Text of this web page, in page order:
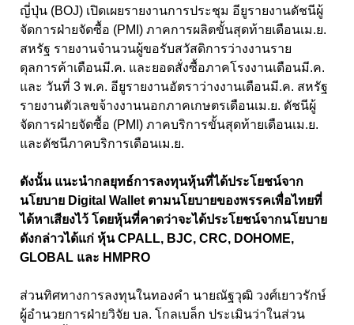
ญี่ปุ่น (BOJ) เปิดเผยรายงานการประชุม อียูรายงานดัชนีผู้
จัดการฝ่ายจัดซื้อ (PMI) ภาคการผลิตขั้นสุดท้ายเดือนเม.ย.
สหรัฐ รายงานจำนวนผู้ขอรับสวัสดิการว่างงานราย
ดุลการค้าเดือนมี.ค. และยอดสั่งซื้อภาคโรงงานเดือนมี.ค.
และ วันที่ 3 พ.ค. อียูรายงานอัตราว่างงานเดือนมี.ค. สหรัฐ
รายงานตัวเลขจ้างงานนอกภาคเกษตรเดือนเม.ย. ดัชนีผู้
จัดการฝ่ายจัดซื้อ (PMI) ภาคบริการขั้นสุดท้ายเดือนเม.ย.
และดัชนีภาคบริการเดือนเม.ย.
ดังนั้น แนะนำกลยุทธ์การลงทุนหุ้นที่ได้ประโยชน์จาก
นโยบาย Digital Wallet ตามนโยบายของพรรคเพื่อไทยที่
ได้หาเสียงไว้ โดยหุ้นที่คาดว่าจะได้ประโยชน์จากนโยบาย
ดังกล่าวได้แก่ หุ้น CPALL, BJC, CRC, DOHOME,
GLOBAL และ HMPRO
ส่วนทิศทางการลงทุนในทองคำ นายณัฐวุฒิ วงศ์เยาวรักษ์
ผู้อำนวยการฝ่ายวิจัย บล. โกลเบล็ก ประเมินว่าในส่วน